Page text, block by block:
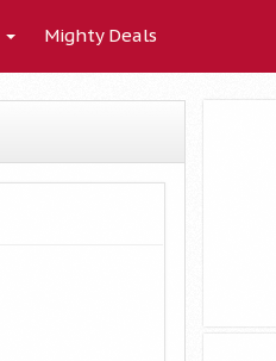
Mighty Deals